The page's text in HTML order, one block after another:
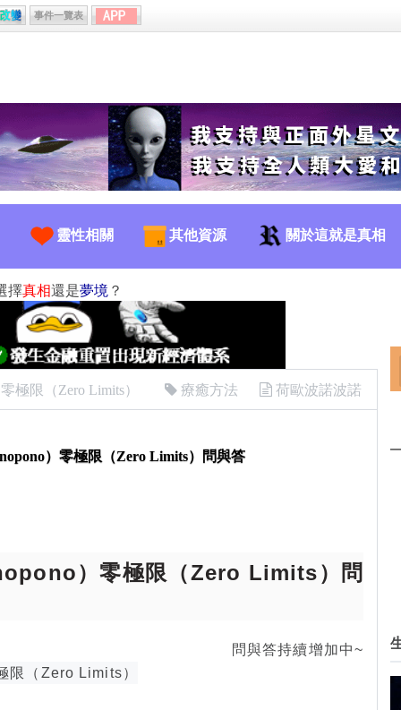
事件一覽表
靈性相關 其他資源 關於這就是真相
擇真相還是夢境 ？
極限（Zero Limits） 療癒方法 荷歐波諾波諾
）零極限（Zero Limits）問與答
）零極限（Zero Limits）問
問與答持續增加中~